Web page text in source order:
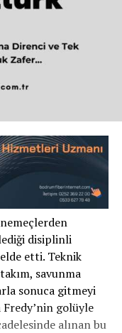
disiplinli
etti. Teknik
savunma
sonuca gitmeyi
Fredy’nin golüyle
alınan bu